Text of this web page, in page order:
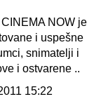
NOW je
i uspešne
snimatelji i
i ostvarene ..
15:22